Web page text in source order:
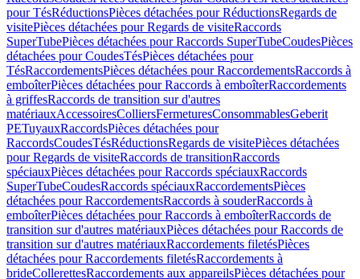
pour TésRéductionsPièces détachées pour RéductionsRegards de
visitePièces détachées pour Regards de visiteRaccords
SuperTubePièces détachées pour Raccords SuperTubeCoudesPièces
détachées pour CoudesTésPièces détachées pour
TésRaccordementsPièces détachées pour RaccordementsRaccords à
emboîterPièces détachées pour Raccords à emboîterRaccordements
à griffesRaccords de transition sur d'autres
matériauxAccessoiresColliersFermeturesConsommablesGeberit
PETuyauxRaccordsPièces détachées pour
RaccordsCoudesTésRéductionsRegards de visitePièces détachées
pour Regards de visiteRaccords de transitionRaccords
spéciauxPièces détachées pour Raccords spéciauxRaccords
SuperTubeCoudesRaccords spéciauxRaccordementsPièces
détachées pour RaccordementsRaccords à souderRaccords à
emboîterPièces détachées pour Raccords à emboîterRaccords de
transition sur d'autres matériauxPièces détachées pour Raccords de
transition sur d'autres matériauxRaccordements filetésPièces
détachées pour Raccordements filetésRaccordements à
brideCollerettesRaccordements aux appareilsPièces détachées pour